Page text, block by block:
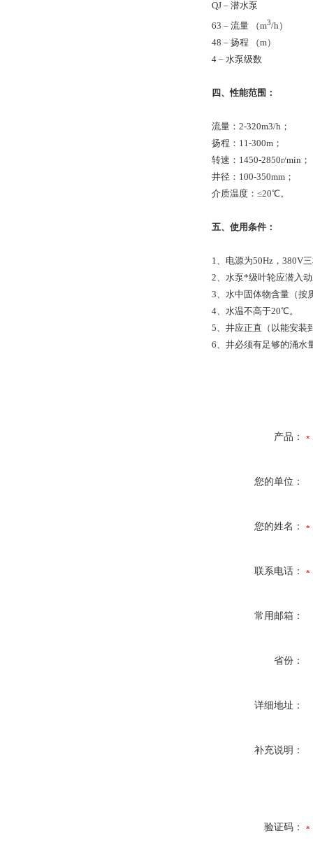
QJ – 潜水泵
63 – 流量 （m3/h）
48 – 扬程 （m）
4 – 水泵级数
四、性能范围：
流量：2-320m3/h；
扬程：11-300m；
转速：1450-2850r/min；
井径：100-350mm；
介质温度：≤20℃。
五、使用条件：
1、电源为50Hz，380V
2、水泵*级叶轮应潜入
3、水中固体物含量（按
4、水温不高于20℃。
5、井应正直（以能安装
6、井必须有足够的涌水
产品：
您的单位：
您的姓名：
联系电话：
常用邮箱：
省份：
详细地址：
补充说明：
验证码：